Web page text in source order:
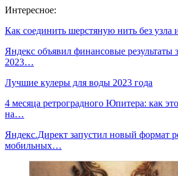
Интересное:
Как соединить шерстяную нить без узла
Яндекс объявил финансовые результаты
2023…
Лучшие кулеры для воды 2023 года
4 месяца ретроградного Юпитера: как
на…
Яндекс.Директ запустил новый формат
мобильных…